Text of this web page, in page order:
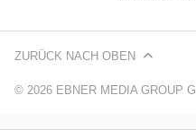
© 2026 EBNER MEDIA GROUP
ZURÜCK NACH OBEN